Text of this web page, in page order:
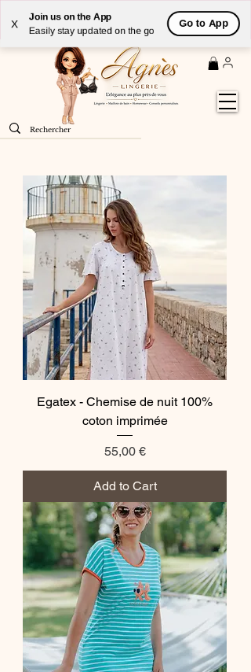
X
Join us on the App
Easily stay updated on the go
Go to App
Livraison GRATUITE(à partir de 59€) à domicile par
Colissimo en France métropolitaine
Egatex - Chemise de nuit 100%
coton imprimée
Price
55,00 €
Add to Cart